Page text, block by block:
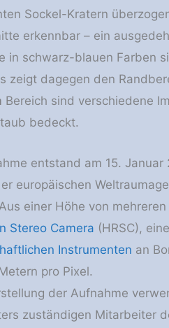
Sockel-Kratern
erkennbar – ein
in schwarz-blauen Farben
zeigt dagegen den
Bereich sind verschiedene
bedeckt.
entstand am 15.
europäischen
einer Höhe von
Stereo Camera (HRSC),
Instrumenten an
pro Pixel.
der Aufnahme
zuständigen Mitarbeiter